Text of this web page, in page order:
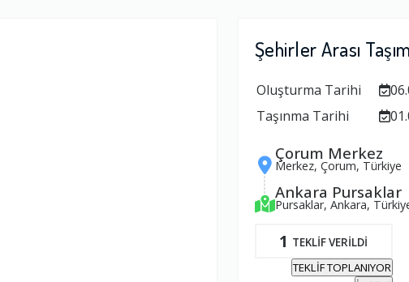
Şehirler Arası
Oluşturma Tarihi
Taşınma Tarihi
Çorum Merkez
Merkez, Çorum, Türkiye
Ankara Pursaklar
Pursaklar, Ankara,
1 TEKLİF VERİLDİ
TEKLİF TOPLANIYOR